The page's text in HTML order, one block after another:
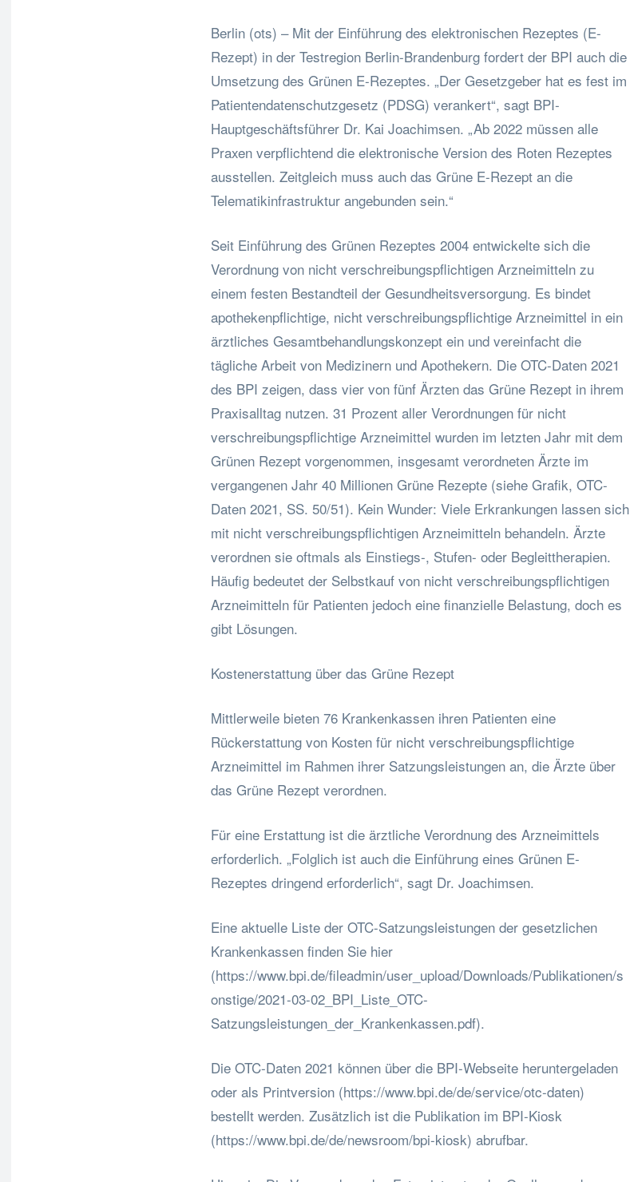
Berlin (ots) – Mit der Einführung des elektronischen Rezeptes (E-
Rezept) in der Testregion Berlin-Brandenburg fordert der BPI auch die
Umsetzung des Grünen E-Rezeptes. „Der Gesetzgeber hat es fest im
Patientendatenschutzgesetz (PDSG) verankert“, sagt BPI-
Hauptgeschäftsführer Dr. Kai Joachimsen. „Ab 2022 müssen alle
Praxen verpflichtend die elektronische Version des Roten Rezeptes
ausstellen. Zeitgleich muss auch das Grüne E-Rezept an die
Telematikinfrastruktur angebunden sein.“
Seit Einführung des Grünen Rezeptes 2004 entwickelte sich die
Verordnung von nicht verschreibungspflichtigen Arzneimitteln zu
einem festen Bestandteil der Gesundheitsversorgung. Es bindet
apothekenpflichtige, nicht verschreibungspflichtige Arzneimittel in ein
ärztliches Gesamtbehandlungskonzept ein und vereinfacht die
tägliche Arbeit von Medizinern und Apothekern. Die OTC-Daten 2021
des BPI zeigen, dass vier von fünf Ärzten das Grüne Rezept in ihrem
Praxisalltag nutzen. 31 Prozent aller Verordnungen für nicht
verschreibungspflichtige Arzneimittel wurden im letzten Jahr mit dem
Grünen Rezept vorgenommen, insgesamt verordneten Ärzte im
vergangenen Jahr 40 Millionen Grüne Rezepte (siehe Grafik, OTC-
Daten 2021, SS. 50/51). Kein Wunder: Viele Erkrankungen lassen sich
mit nicht verschreibungspflichtigen Arzneimitteln behandeln. Ärzte
verordnen sie oftmals als Einstiegs-, Stufen- oder Begleittherapien.
Häufig bedeutet der Selbstkauf von nicht verschreibungspflichtigen
Arzneimitteln für Patienten jedoch eine finanzielle Belastung, doch es
gibt Lösungen.
Kostenerstattung über das Grüne Rezept
Mittlerweile bieten 76 Krankenkassen ihren Patienten eine
Rückerstattung von Kosten für nicht verschreibungspflichtige
Arzneimittel im Rahmen ihrer Satzungsleistungen an, die Ärzte über
das Grüne Rezept verordnen.
Für eine Erstattung ist die ärztliche Verordnung des Arzneimittels
erforderlich. „Folglich ist auch die Einführung eines Grünen E-
Rezeptes dringend erforderlich“, sagt Dr. Joachimsen.
Eine aktuelle Liste der OTC-Satzungsleistungen der gesetzlichen
Krankenkassen finden Sie hier
(https://www.bpi.de/fileadmin/user_upload/Downloads/Publikationen/s
onstige/2021-03-02_BPI_Liste_OTC-
Satzungsleistungen_der_Krankenkassen.pdf).
Die OTC-Daten 2021 können über die BPI-Webseite heruntergeladen
oder als Printversion (https://www.bpi.de/de/service/otc-daten)
bestellt werden. Zusätzlich ist die Publikation im BPI-Kiosk
(https://www.bpi.de/de/newsroom/bpi-kiosk) abrufbar.